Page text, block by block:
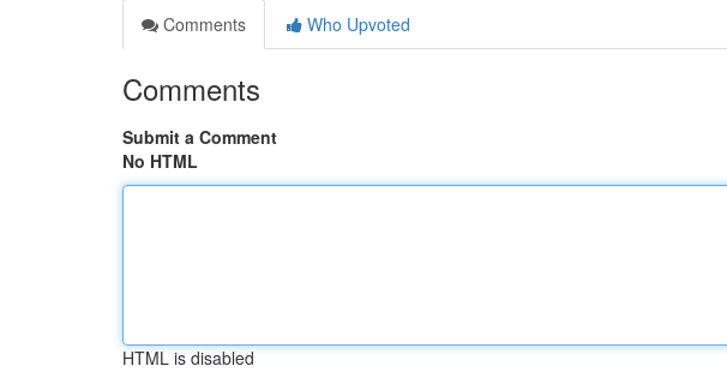
Comments
Who Upvoted
Comments
Submit a Comment
No HTML
HTML is disabled